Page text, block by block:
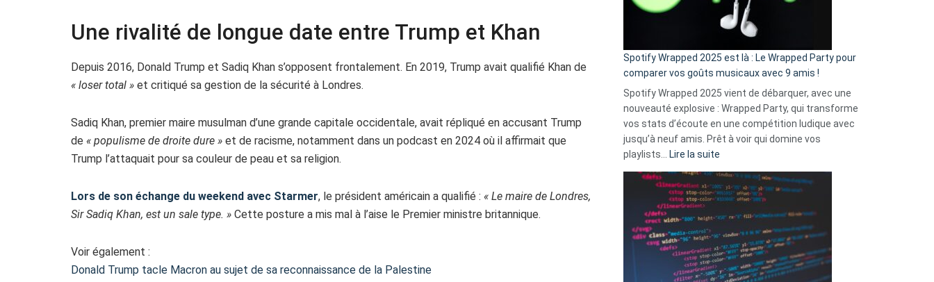
Une rivalité de longue date entre Trump et Khan
Depuis 2016, Donald Trump et Sadiq Khan s’opposent frontalement. En 2019, Trump avait qualifié Khan de
« loser total » et critiqué sa gestion de la sécurité à Londres.
Sadiq Khan, premier maire musulman d’une grande capitale occidentale, avait répliqué en accusant Trump
de « populisme de droite dure » et de racisme, notamment dans un podcast en 2024 où il affirmait que
Trump l’attaquait pour sa couleur de peau et sa religion.
Lors de son échange du weekend avec Starmer, le président américain a qualifié : « Le maire de Londres,
Sir Sadiq Khan, est un sale type. » Cette posture a mis mal à l’aise le Premier ministre britannique.
Voir également :
Donald Trump tacle Macron au sujet de sa reconnaissance de la Palestine
pas
de
cash
»
Solly
change
la
vie
sans-
abri
en
3
secondes
Spotify Wrapped 2025 est là : Le Wrapped Party pour
comparer vos goûts musicaux avec 9 amis !
Spotify Wrapped 2025 vient de débarquer, avec une
nouveauté explosive : Wrapped Party, qui transforme
vos stats d’écoute en une compétition ludique avec
jusqu’à neuf amis. Prêt à voir qui domine vos
playlists…
Lire la suite
Wrapped
2025
est
:
Le
Wrapped